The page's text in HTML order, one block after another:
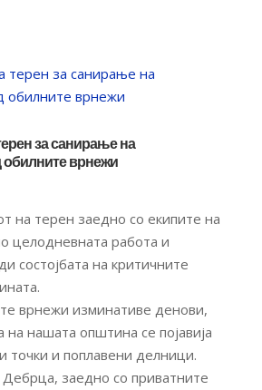
за санирање на
обилните врнежи
на терен заедно со екипите на
целодневната работа и
состојбата на критичните
врнежи изминативе денови,
на нашата општина се појавија
точки и поплавени делници.
Дебрца, заедно со приватните